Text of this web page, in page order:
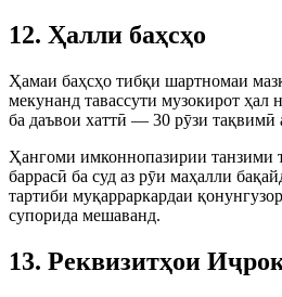
12. Ҳалли баҳсҳо
Ҳамаи баҳсҳо тибқи шартномаи
мекунанд тавассути музокирот
ба даъвои хаттӣ — 30 рӯзи тақвимӣ
Ҳангоми имконнопазирии танзими
баррасӣ ба суд аз рӯи маҳалли
тартиби муқарраркардаи
супорида мешаванд.
13. Реквизитҳои